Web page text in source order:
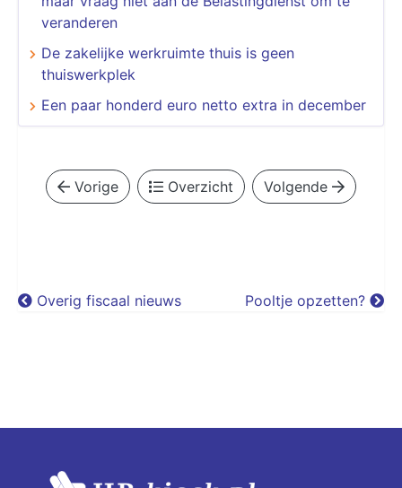
veranderen
De zakelijke werkruimte thuis is geen
thuiswerkplek
Een paar honderd euro netto extra in december
Vorige Overzicht Volgende
Overig fiscaal nieuws Pooltje opzetten?